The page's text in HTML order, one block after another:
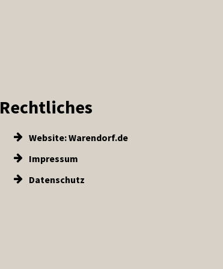
Rechtliches
Website: Warendorf.de
Impressum
Datenschutz